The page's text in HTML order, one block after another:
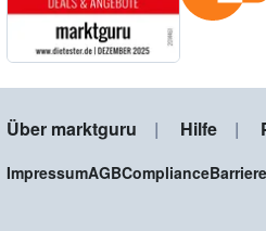
Über marktguru Hilfe
ImpressumAGBCompliance